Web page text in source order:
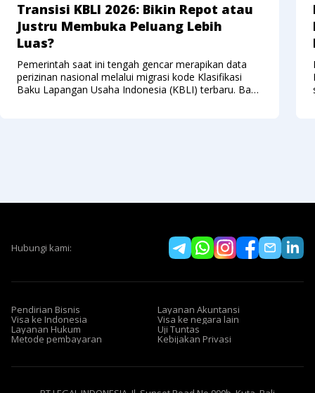
Transisi KBLI 2026: Bikin Repot atau
Justru Membuka Peluang Lebih
Luas?
Pemerintah saat ini tengah gencar merapikan data
perizinan nasional melalui migrasi kode Klasifikasi
Baku Lapangan Usaha Indonesia (KBLI) terbaru. Bagi
Hubungi kami:
Pendirian Bisnis
Visa ke Indonesia
Layanan Hukum
Metode pembayaran
Layanan Akuntansi
Visa ke negara lain
Uji Tuntas
Kebijakan Privasi